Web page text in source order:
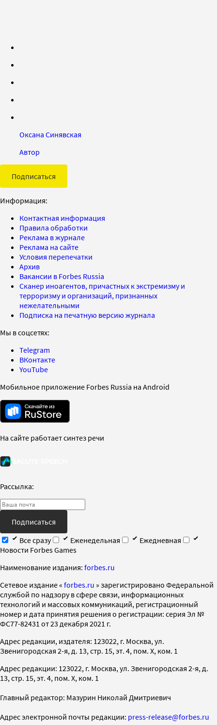
Оксана Синявская
Автор
Подписаться
Информация:
Контактная информация
Правила обработки
Реклама в журнале
Реклама на сайте
Условия перепечатки
Архив
Вакансии в Forbes Russia
Сканер иноагентов, причастных к экстремизму и
терроризму и организаций, признанных
нежелательными
Подписка на печатную версию журнала
Мы в соцсетях:
Telegram
ВКонтакте
YouTube
Мобильное приложение Forbes Russia на Android
На сайте работает синтез речи
Рассылка:
Подписаться
Все сразу
Еженедельная
Ежедневная
Новости Forbes Games
Наименование издания: forbes.ru
Cетевое издание « forbes.ru » зарегистрировано Федеральной
службой по надзору в сфере связи, информационных
технологий и массовых коммуникаций, регистрационный
номер и дата принятия решения о регистрации: серия Эл №
ФС77-82431 от 23 декабря 2021 г.
Адрес редакции, издателя: 123022, г. Москва, ул.
Звенигородская 2-я, д. 13, стр. 15, эт. 4, пом. X, ком. 1
Адрес редакции: 123022, г. Москва, ул. Звенигородская 2-я, д.
13, стр. 15, эт. 4, пом. X, ком. 1
Главный редактор: Мазурин Николай Дмитриевич
Адрес электронной почты редакции: press-release@forbes.ru